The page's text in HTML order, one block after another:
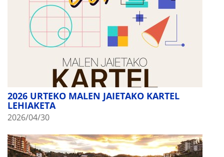
2026 URTEKO MALEN JAIETAKO KARTEL
LEHIAKETA
2026/04/30